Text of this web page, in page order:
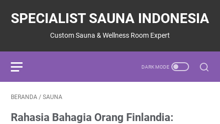
SPECIALIST SAUNA INDONESIA
Custom Sauna & Wellness Room Expert
BERANDA / SAUNA
Rahasia Bahagia Orang Finlandia: